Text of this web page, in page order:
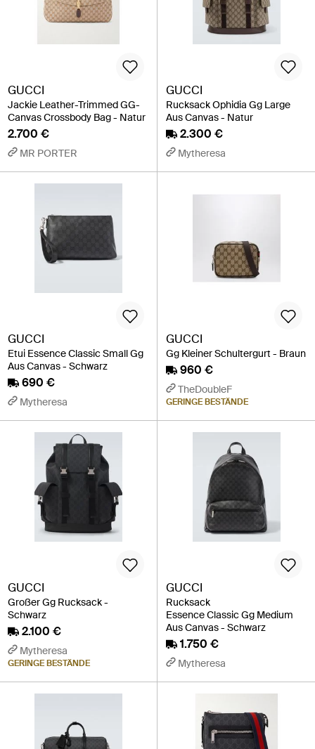
GUCCI
Jackie Leather-Trimmed GG-
Canvas Crossbody Bag - Natur
2.700 €
MR PORTER
GUCCI
Rucksack Ophidia Gg Large
Aus Canvas - Natur
2.300 €
Mytheresa
GUCCI
Etui Essence Classic Small Gg
Aus Canvas - Schwarz
690 €
Mytheresa
GUCCI
Gg Kleiner Schultergurt - Braun
960 €
TheDoubleF
GERINGE BESTÄNDE
GUCCI
Großer Gg Rucksack -
Schwarz
2.100 €
Mytheresa
GERINGE BESTÄNDE
GUCCI
Rucksack
Essence Classic Gg Medium
Aus Canvas - Schwarz
1.750 €
Mytheresa